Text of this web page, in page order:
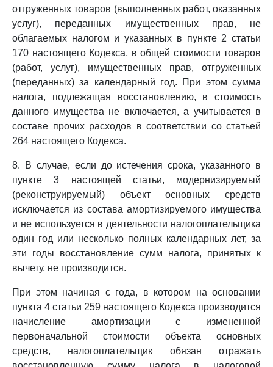
отгруженных товаров (выполненных работ, оказанных
услуг), переданных имущественных прав, не
облагаемых налогом и указанных в пункте 2 статьи
170 настоящего Кодекса, в общей стоимости товаров
(работ, услуг), имущественных прав, отгруженных
(переданных) за календарный год. При этом сумма
налога, подлежащая восстановлению, в стоимость
данного имущества не включается, а учитывается в
составе прочих расходов в соответствии со статьей
264 настоящего Кодекса.
8. В случае, если до истечения срока, указанного в
пункте 3 настоящей статьи, модернизируемый
(реконструируемый) объект основных средств
исключается из состава амортизируемого имущества
и не используется в деятельности налогоплательщика
один год или несколько полных календарных лет, за
эти годы восстановление сумм налога, принятых к
вычету, не производится.
При этом начиная с года, в котором на основании
пункта 4 статьи 259 настоящего Кодекса производится
начисление амортизации с измененной
первоначальной стоимости объекта основных
средств, налогоплательщик обязан отражать